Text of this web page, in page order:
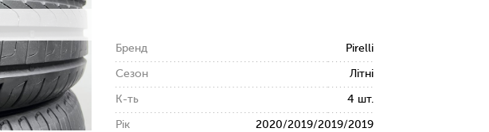
Бренд Pirelli
Сезон Літні
К-ть 4 шт.
Рік 2020/2019/2019/2019